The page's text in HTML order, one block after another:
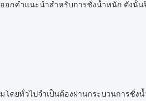
อกคำแนะนำสำหรับการชั่งน้ำหนัก ดังนั้
ดยทั่วไปจำเป็นต้องผ่านกระบวนการชั่ง